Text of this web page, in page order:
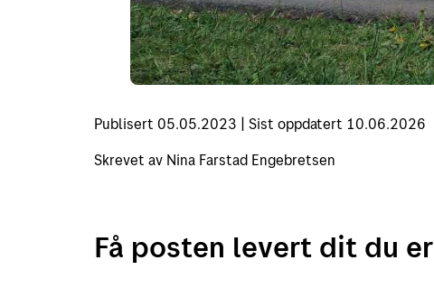
Publisert 05.05.2023 Sist oppdatert 10.06.2026
Skrevet av Nina Farstad Engebretsen
Få posten levert dit du er